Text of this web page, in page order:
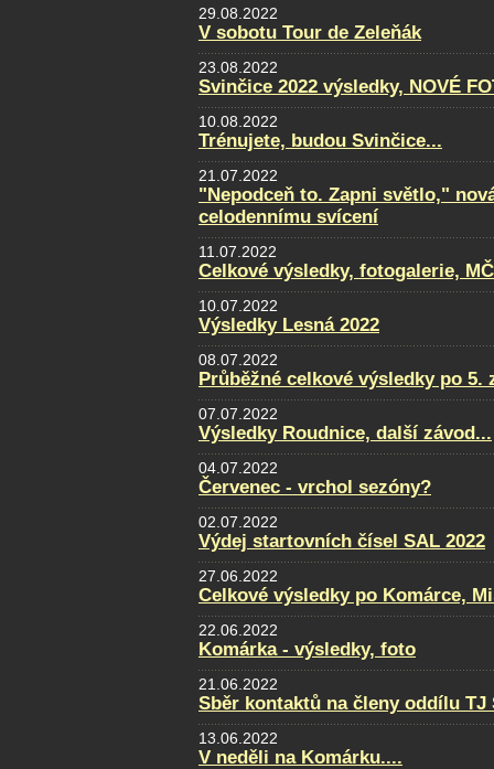
29.08.2022
V sobotu Tour de Zeleňák
23.08.2022
Svinčice 2022 výsledky, NOVÉ
10.08.2022
Trénujete, budou Svinčice...
21.07.2022
"Nepodceň to. Zapni světlo,"
celodennímu svícení
11.07.2022
Celkové výsledky, fotogalerie,
10.07.2022
Výsledky Lesná 2022
08.07.2022
Průběžné celkové výsledky po 5.
07.07.2022
Výsledky Roudnice, další závod...
04.07.2022
Červenec - vrchol sezóny?
02.07.2022
Výdej startovních čísel SAL 2022
27.06.2022
Celkové výsledky po Komárce,
22.06.2022
Komárka - výsledky, foto
21.06.2022
Sběr kontaktů na členy oddílu TJ
13.06.2022
V neděli na Komárku....